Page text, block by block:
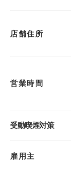
店舗住所
営業時間
受動喫煙対策
雇用主